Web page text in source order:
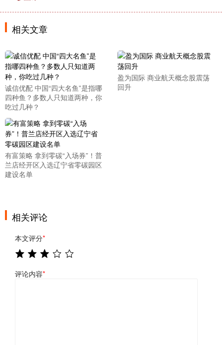
相关文章
诚信优配 中国“四大名鱼”是指哪
四种鱼？多数人只知道两种，你
吃过几种？
盈为国际 商业航天概念股震荡
回升
有富策略 拿到零碳“入场券”！普
兰店经开区入选辽宁省零碳园区
建设名单
相关评论
本文评分*
评论内容*